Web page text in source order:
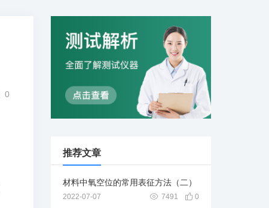
0
推荐文章
材料中氧空位的常用表征方法（二）
2022-07-07 0
7491